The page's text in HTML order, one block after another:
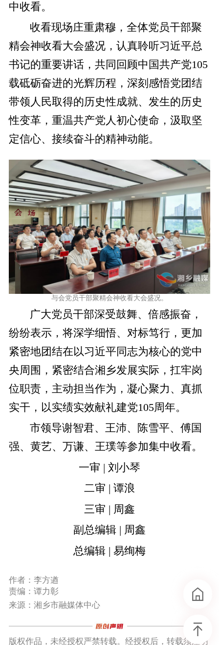
中收看。
收看现场庄重肃穆，全体党员干部聚
精会神收看大会盛况，认真聆听习近平总
书记的重要讲话，共同回顾中国共产党105
载砥砺奋进的光辉历程，深刻感悟党团结
带领人民取得的历史性成就、发生的历史
性变革，重温共产党人初心使命，汲取坚
定信心、接续奋斗的精神动能。
与会党员干部聚精会神收看大会盛况。
广大党员干部深受鼓舞、倍感振奋，
纷纷表示，将深学细悟、对标笃行，更加
紧密地团结在以习近平同志为核心的党中
央周围，紧密结合湘乡发展实际，扛牢岗
位职责，主动担当作为，凝心聚力、真抓
实干，以实绩实效献礼建党105周年。
市领导谢智君、王沛、陈雪平、傅国
强、黄艺、万谦、王璞等参加集中收看。
一审 | 刘小琴
二审 | 谭浪
三审 | 周鑫
副总编辑 | 周鑫
总编辑 | 易绚梅
作者：李方遒
责编：谭力彰
来源：湘乡市融媒体中心
版权作品，未经授权严禁转载。经授权后，转载须注明